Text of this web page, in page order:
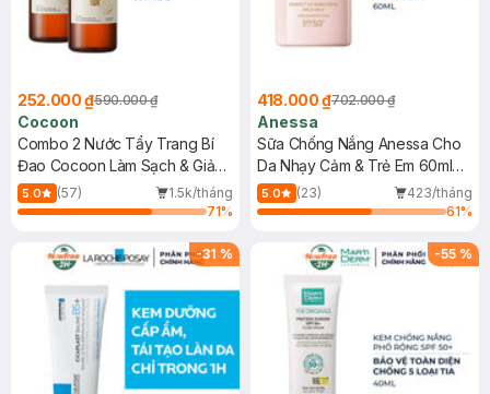
252.000 ₫590.000 ₫
Cocoon
Combo 2 Nước Tẩy Trang Bí
Đao Cocoon Làm Sạch & Giảm
Dầu 500ml
5.0 (57)
1.5k/tháng
71%
418.000 ₫702.000 ₫
Anessa
Sữa Chống Nắng Anessa Cho
Da Nhạy Cảm & Trẻ Em 60ml
(Mới)
5.0 (23)
423/tháng
61%
-31 % -55 %